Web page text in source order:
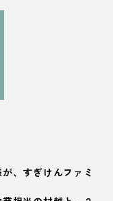
、すぎけんファミ